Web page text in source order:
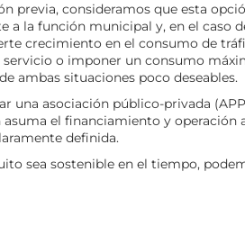
previa, consideramos que esta
a la función municipal y, en el caso
crecimiento en el consumo de
servicio o imponer un consumo
ambas situaciones poco deseables.
una asociación público-privada
el financiamiento y operación
definida.
sea sostenible en el tiempo,